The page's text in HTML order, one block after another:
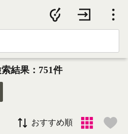
結果：751件
おすすめ順